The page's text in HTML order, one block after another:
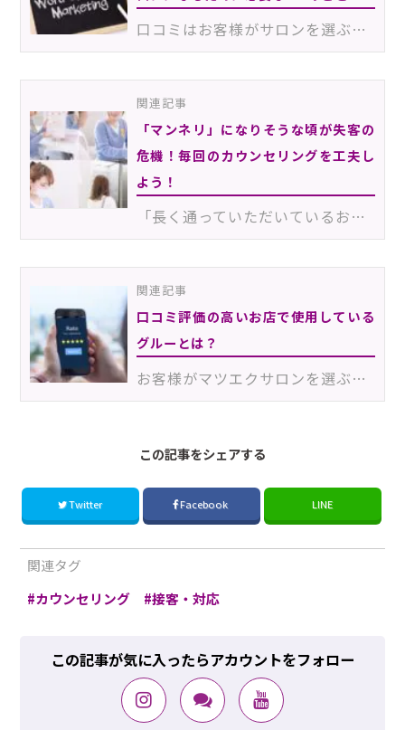
口コミはお客様がサロンを選ぶ際に、特に重視されるポイント。良い口コミを見ればお客様も安心して予約で…
関連記事
「マンネリ」になりそうな頃が失客の
危機！毎回のカウンセリングを工夫し
よう！
「長く通っていただいているお客様だから」と、お客様に甘えていませんか？もしドキッとしたのなら、その…
関連記事
口コミ評価の高いお店で使用している
グルーとは？
お客様がマツエクサロンを選ぶとき、重要なポイントとなる「口コミ評価」。アイリストのみなさんも、美容…
この記事をシェアする
Twitter Facebook LINE
関連タグ
カウンセリング
接客・対応
この記事が気に入ったらアカウントをフォロー